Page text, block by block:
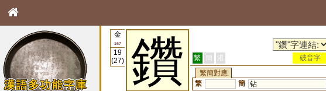
金
167
19
(27)
鑽 繁 簡 港
破音字
繁簡對應
繁
簡 钻